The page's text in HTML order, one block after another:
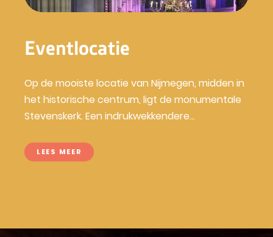
Eventlocatie
Op de mooiste locatie van Nijmegen, midden in
het historische centrum, ligt de monumentale
Stevenskerk. Een indrukwekkendere...
LEES MEER